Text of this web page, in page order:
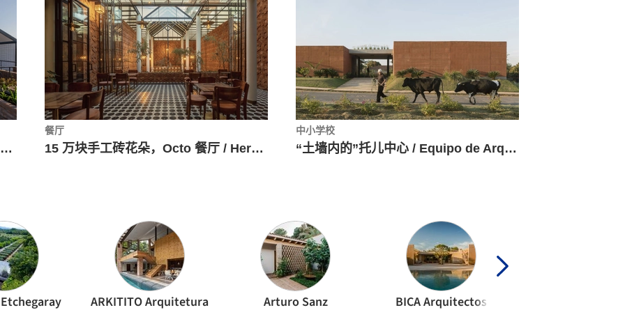
半庭院住宅模式，2x3 Triplex / Choza. Espacio de Arquitectura
餐厅
15 万块手工砖花朵，Octo 餐厅 / Herre Arquitectos
中小学校
“土墙内的”托儿中心 / Equipo de Arquitectura
ARKITITO Arquitetura Arturo Sanz BICA Arquitectos